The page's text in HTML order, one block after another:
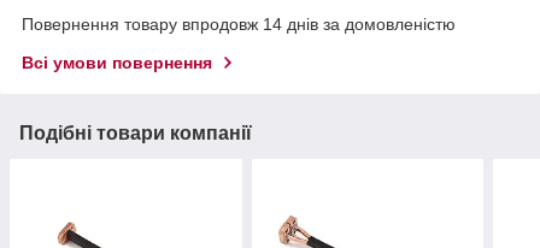
Повернення товару впродовж 14 днів за домовленістю
Всі умови повернення
Подібні товари компанії